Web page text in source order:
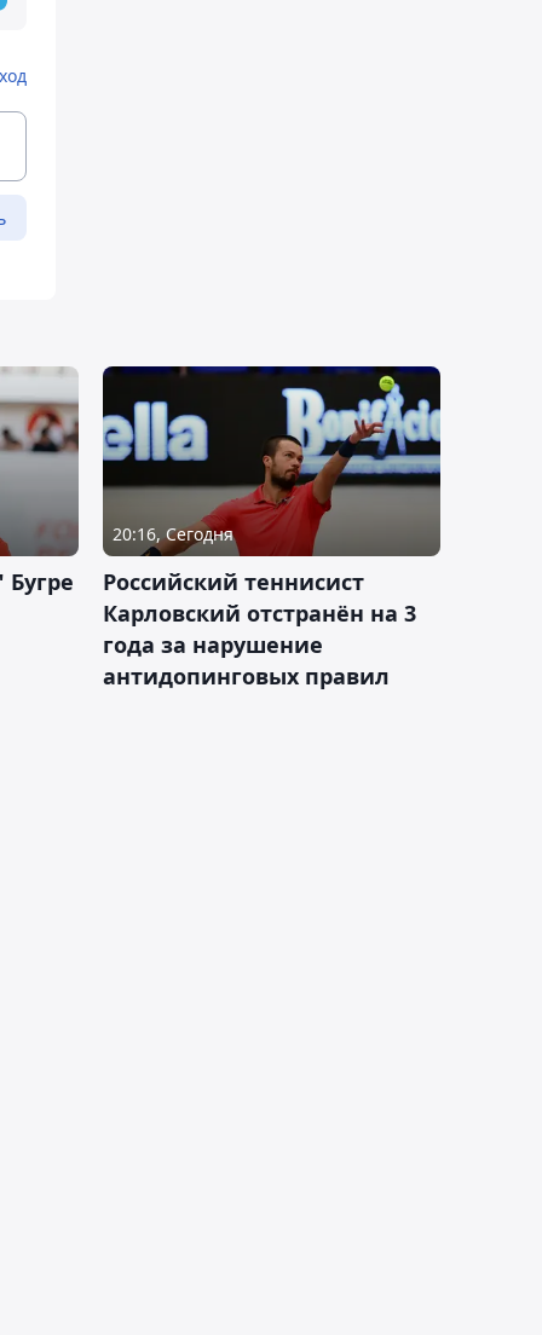
20:16, Сегодня
Российский теннисист
Карловский отстранён на 3
года за нарушение
антидопинговых правил